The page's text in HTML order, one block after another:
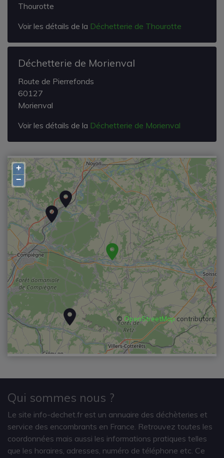
+
−
© OpenStreetMapcontributors
Thourotte
Voir les détails de la Déchetterie de Thourotte
Déchetterie de Morienval
Route de Pierrefonds
60127
Morienval
Voir les détails de la Déchetterie de Morienval
Qui sommes nous ?
Le site info-dechet.fr est un annuaire des déchèteries et
service des encombrants en France. Retrouvez toutes les
coordonnées mais aussi les informations pratiques telles
que les horaires, adresses, numéro de téléphone etc. Ce